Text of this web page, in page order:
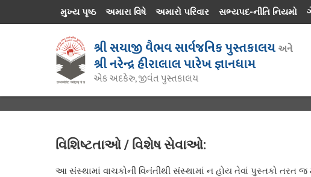
મુખ્ય પૃષ્ઠ અમારા વિષે અમારો પરિવાર સભ્યપદ-નીતિ નિયમો
વિશિષ્ટતાઓ / વિશેષ સેવાઓ:
આ સંસ્થામાં વાચકોની વિનંતીથી સંસ્થામાં ન હોય તેવાં પુસ્તકો તરત